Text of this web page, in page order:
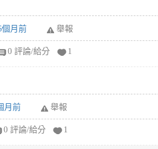
個月前 舉報
0 評論/給分 1
月前 舉報
0 評論/給分 1